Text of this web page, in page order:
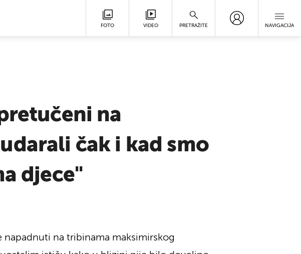
FOTO VIDEO PRETRAŽITE NAVIGACIJA
na
čak i kad smo
djece"
na tribinama maksimirskog